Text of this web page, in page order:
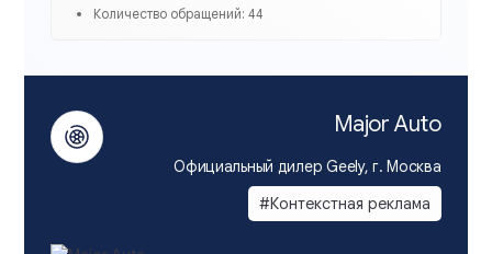
Количество обращений: 44
Major Auto
Официальный дилер Geely, г. Москва
#Контекстная реклама